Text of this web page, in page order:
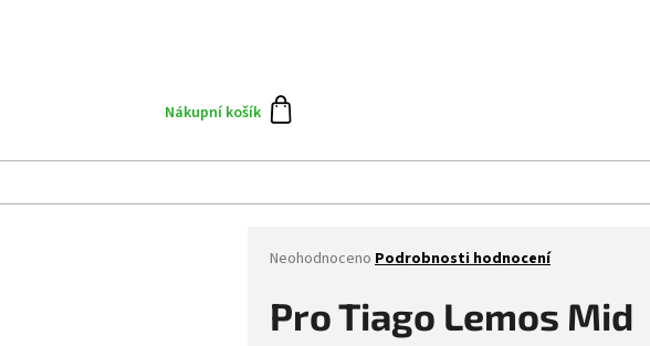
Skate team
Nákupní košík
Průměrné
produktu
je
Neohodnoceno Podrobnosti hodnocení
Pro Tiago Lemos Mid